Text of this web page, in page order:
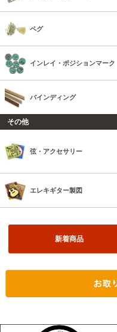
ペグ
インレイ・ポジションマーク
バインディング
その他
弦・アクセサリー
エレキギター製図
新着商品